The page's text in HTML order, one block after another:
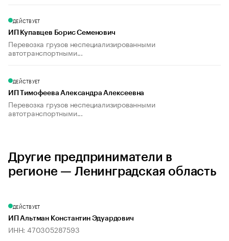
ДЕЙСТВУЕТ
ИП Купавцев Борис Семенович
Перевозка грузов неспециализированными
автотранспортными...
ДЕЙСТВУЕТ
ИП Тимофеева Александра Алексеевна
Перевозка грузов неспециализированными
автотранспортными...
Другие предприниматели в
регионе — Ленинградская область
ДЕЙСТВУЕТ
ИП Альтман Константин Эдуардович
ИНН: 470305287593